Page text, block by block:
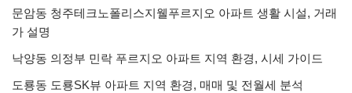
문암동 청주테크노폴리스지웰푸르지오 아파트 생활 시설, 거래
가 설명
낙양동 의정부 민락 푸르지오 아파트 지역 환경, 시세 가이드
도룡동 도룡SK뷰 아파트 지역 환경, 매매 및 전월세 분석